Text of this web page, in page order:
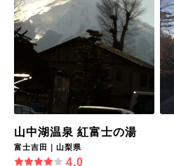
山中湖温泉 紅富士の湯
富士吉田｜山梨県
4.0